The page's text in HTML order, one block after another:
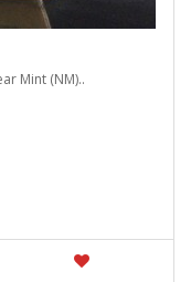
Mint (NM)..